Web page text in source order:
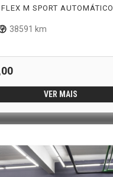
M SPORT AUTOMÁTICO
38591 km
VER MAIS